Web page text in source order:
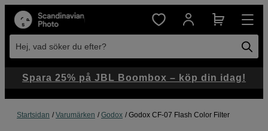
Hej, vad söker du efter?
Startsidan Varumärken Godox Godox CF-07 Flash Color Filter
Spara 25% på JBL Boombox – köp din idag!